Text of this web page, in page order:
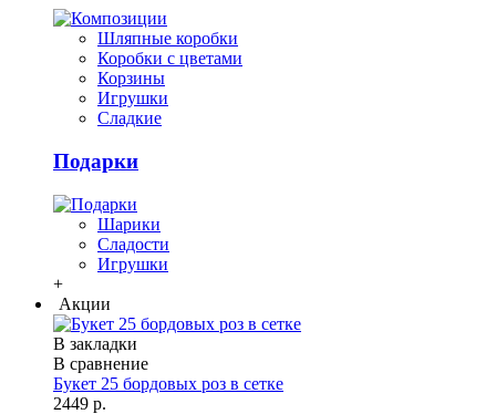
Шляпные коробки
Коробки с цветами
Корзины
Игрушки
Сладкие
Подарки
Шарики
Сладости
Игрушки
+
Акции
В закладки
В сравнение
Букет 25 бордовых роз в сетке
2449 р.